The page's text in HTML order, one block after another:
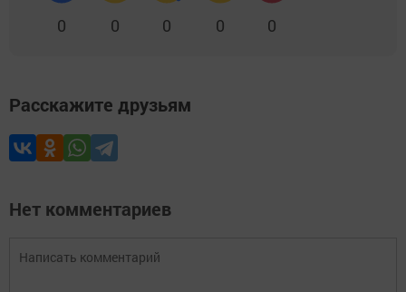
0 0 0 0 0
Расскажите друзьям
Нет комментариев